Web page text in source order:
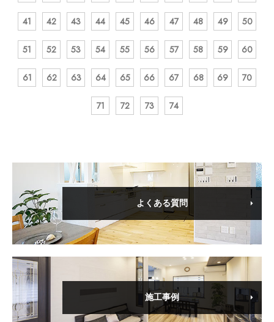
41 42 43 44 45 46 47 48 49 50
51 52 53 54 55 56 57 58 59 60
61 62 63 64 65 66 67 68 69 70
71 72 73 74
よくある質問
施工事例